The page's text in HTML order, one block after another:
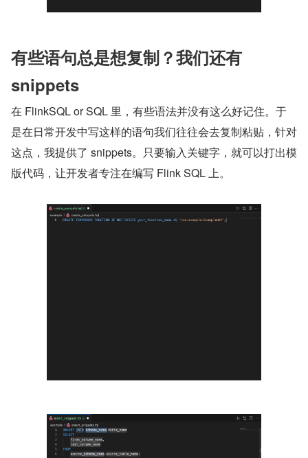
有些语句总是想复制？我们还有
snippets
在 FlinkSQL or SQL 里，有些语法并没有这么好记住。于
是在日常开发中写这样的语句我们往往会去复制粘贴，针对
这点，我提供了 snippets。只要输入关键字，就可以打出模
版代码，让开发者专注在编写 Flink SQL 上。